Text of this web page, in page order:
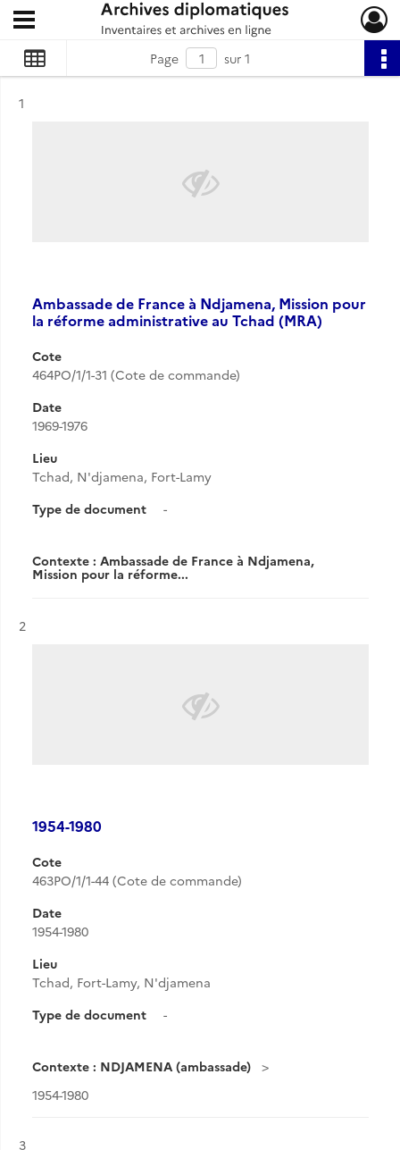
Archives diplomatiques
Ouvrir le menu déroulant
Page sur 1
Résultat n°
1
Ambassade de France à Ndjamena, Mission pour
la réforme administrative au Tchad (MRA)
Cote
464PO/1/1-31 (Cote de commande)
Date
1969-1976
Lieu
Tchad, N'djamena, Fort-Lamy
Type de document
-
Contexte : Ambassade de France à Ndjamena,
Mission pour la réforme...
Résultat n°
2
1954-1980
Cote
463PO/1/1-44 (Cote de commande)
Date
1954-1980
Lieu
Tchad, Fort-Lamy, N'djamena
Type de document
-
Contexte : NDJAMENA (ambassade)
1954-1980
Résultat n°
3